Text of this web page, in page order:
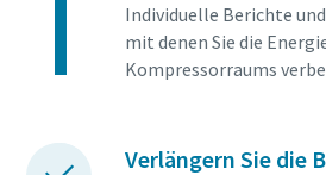
Individuelle Berichte
mit denen Sie die
Kompressorraums
Verlängern Sie die